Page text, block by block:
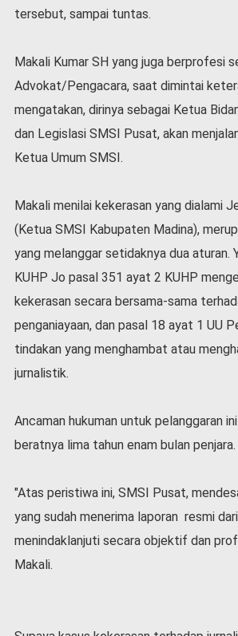
tersebut, sampai tuntas.
Makali Kumar SH yang juga berprofesi
Advokat/Pengacara, saat dimintai
mengatakan, dirinya sebagai Ketua
dan Legislasi SMSI Pusat, akan
Ketua Umum SMSI.
Makali menilai kekerasan yang dialami
(Ketua SMSI Kabupaten Madina),
yang melanggar setidaknya dua aturan.
KUHP Jo pasal 351 ayat 2 KUHP
kekerasan secara bersama-sama
penganiayaan, dan pasal 18 ayat 1 UU
tindakan yang menghambat atau
jurnalistik.
Ancaman hukuman untuk pelanggaran
beratnya lima tahun enam bulan penjara.
"Atas peristiwa ini, SMSI Pusat,
yang sudah menerima laporan resmi
menindaklanjuti secara objektif dan
Makali.